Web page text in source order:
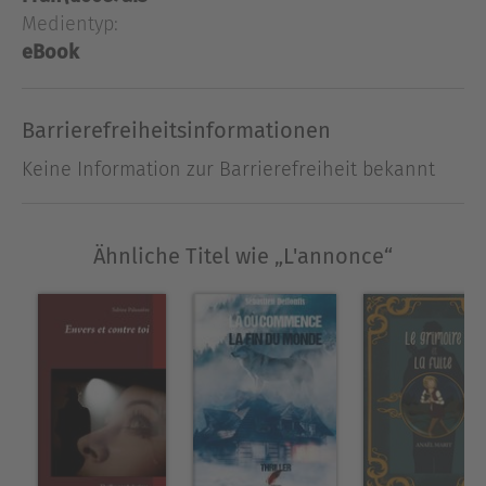
d'un tel acte sur son destin.
Medientyp:
eBook
Barrierefreiheitsinformationen
Keine Information zur Barrierefreiheit bekannt
Ähnliche Titel wie „L'annonce“